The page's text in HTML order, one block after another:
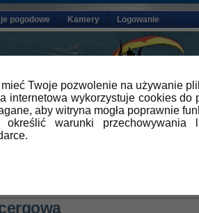
mieć Twoje pozwolenie na używanie
internetowa wykorzystuje cookies
aby witryna mogła poprawnie
określić warunki
pogodowe Kamery Logowanie